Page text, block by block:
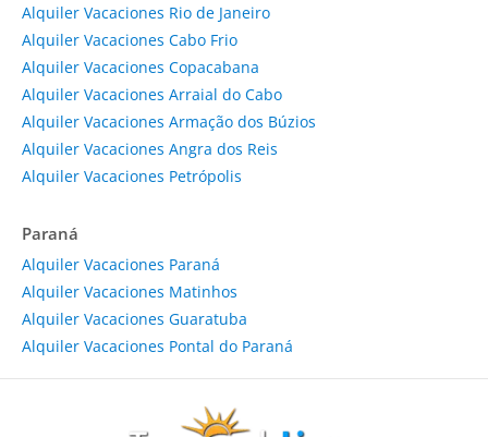
Alquiler Vacaciones Rio de Janeiro
Alquiler Vacaciones Cabo Frio
Alquiler Vacaciones Copacabana
Alquiler Vacaciones Arraial do Cabo
Alquiler Vacaciones Armação dos Búzios
Alquiler Vacaciones Angra dos Reis
Alquiler Vacaciones Petrópolis
Paraná
Alquiler Vacaciones Paraná
Alquiler Vacaciones Matinhos
Alquiler Vacaciones Guaratuba
Alquiler Vacaciones Pontal do Paraná